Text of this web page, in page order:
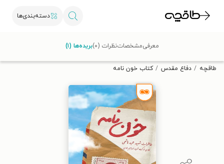
دسته‌بندی‌ها
تخفیف از طاقچه دریافت کن.
طاقچه دفاع مقدس کتاب خون نامه
معرفیمشخصاتنظرات (۰) بریده‌ها (۱)